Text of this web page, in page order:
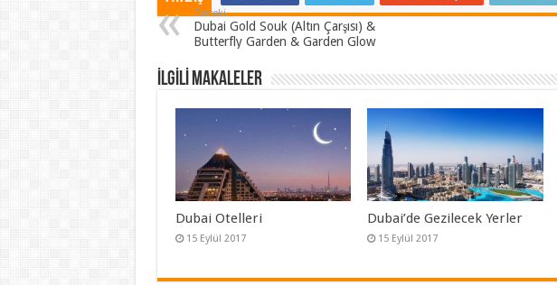
Önceki
Dubai Gold Souk (Altın Çarşısı) &
Butterfly Garden & Garden Glow
İLGİLİ MAKALELER
Dubai Otelleri
15 Eylül 2017
Dubai’de Gezilecek Yerler
15 Eylül 2017